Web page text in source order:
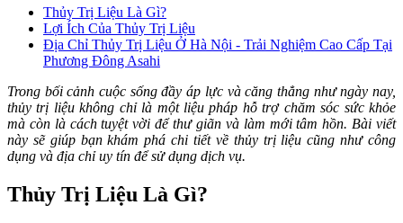
Thủy Trị Liệu Là Gì?
Lợi Ích Của Thủy Trị Liệu
Địa Chỉ Thủy Trị Liệu Ở Hà Nội - Trải Nghiệm Cao Cấp Tại
Phương Đông Asahi
Trong bối cảnh cuộc sống đầy áp lực và căng thẳng như ngày nay,
thủy trị liệu không chỉ là một liệu pháp hỗ trợ chăm sóc sức khỏe
mà còn là cách tuyệt vời để thư giãn và làm mới tâm hồn. Bài viết
này sẽ giúp bạn khám phá chi tiết về thủy trị liệu cũng như công
dụng và địa chỉ uy tín để sử dụng dịch vụ.
Thủy Trị Liệu Là Gì?